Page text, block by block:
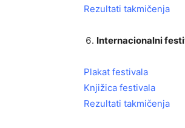
Rezultati takmičenja
Internacionalni
Plakat festivala
Knjižica festivala
Rezultati takmičenja